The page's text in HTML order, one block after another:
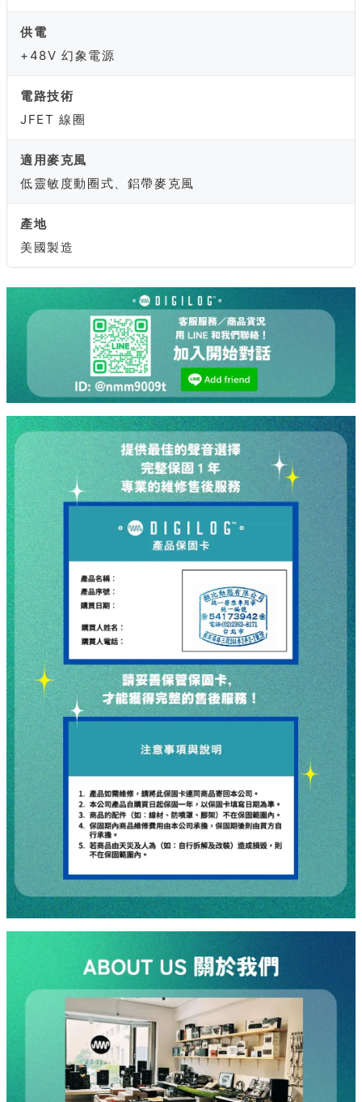
供電
+48V 幻象電源
電路技術
JFET 線圈
適用麥克風
低靈敏度動圈式、鋁帶麥克風
產地
美國製造